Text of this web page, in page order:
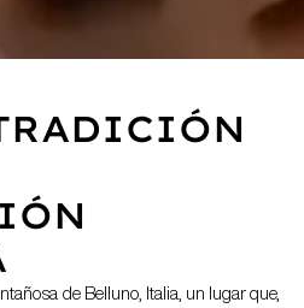
de Belluno, Italia, un lugar que,